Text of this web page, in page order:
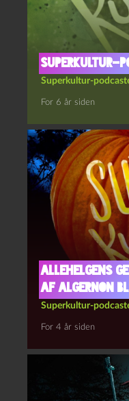
Superkultur-
Superkultur-
For 6 år siden
Allehelgens
af Algernon
Superkultur-
For 4 år siden